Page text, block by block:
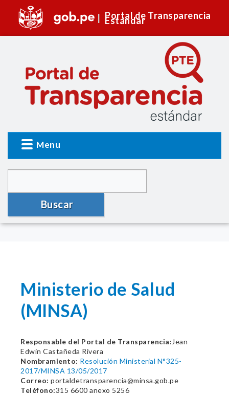
Portal de Transparencia
Estándar
Menu
Buscar
Ministerio de Salud
(MINSA)
Responsable del Portal de Transparencia: Jean
Edwin Castañeda Rivera
Nombramiento: Resolución Ministerial N°325-
2017/MINSA 13/05/2017
Correo: portaldetransparencia@minsa.gob.pe
Teléfono:315 6600 anexo 5256